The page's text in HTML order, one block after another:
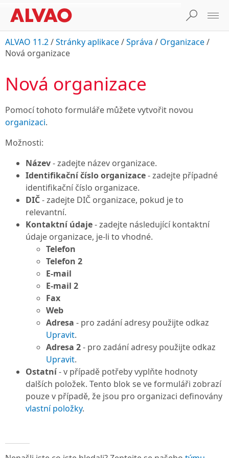
ALVAO 11.2/Stránky aplikace/Správa / Organizace/
Nová organizace
Nová organizace
Pomocí tohoto formuláře můžete vytvořit novou
organizaci.
Možnosti:
Název- zadejte název organizace.
Identifikační číslo organizace- zadejte případné
identifikační číslo organizace.
DIČ- zadejte DIČ organizace, pokud je to
relevantní.
Kontaktní údaje- zadejte následující kontaktní
údaje organizace, je-li to vhodné.
Telefon
Telefon 2
E-mail
E-mail 2
Fax
Web
Adresa - pro zadání adresy použijte odkaz
Upravit.
Adresa 2- pro zadání adresy použijte odkaz
Upravit.
Ostatní- v případě potřeby vyplňte hodnoty
dalších položek. Tento blok se ve formuláři zobrazí
pouze v případě, že jsou pro organizaci definovány
vlastní položky.